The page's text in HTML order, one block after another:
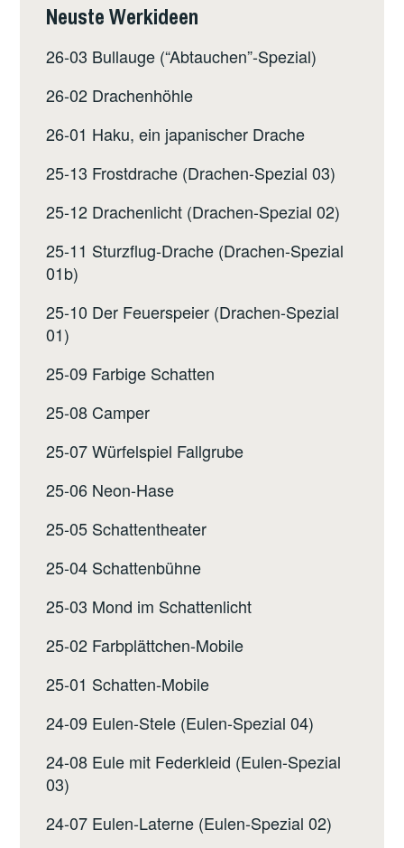
Neuste Werkideen
26-03 Bullauge (“Abtauchen”-Spezial)
26-02 Drachenhöhle
26-01 Haku, ein japanischer Drache
25-13 Frostdrache (Drachen-Spezial 03)
25-12 Drachenlicht (Drachen-Spezial 02)
25-11 Sturzflug-Drache (Drachen-Spezial
01b)
25-10 Der Feuerspeier (Drachen-Spezial
01)
25-09 Farbige Schatten
25-08 Camper
25-07 Würfelspiel Fallgrube
25-06 Neon-Hase
25-05 Schattentheater
25-04 Schattenbühne
25-03 Mond im Schattenlicht
25-02 Farbplättchen-Mobile
25-01 Schatten-Mobile
24-09 Eulen-Stele (Eulen-Spezial 04)
24-08 Eule mit Federkleid (Eulen-Spezial
03)
24-07 Eulen-Laterne (Eulen-Spezial 02)